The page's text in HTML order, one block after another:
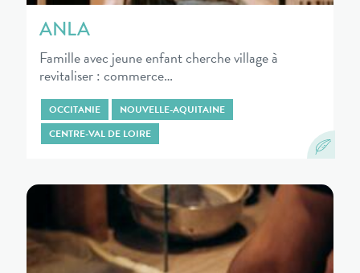
ANLA
Famille avec jeune enfant cherche village à
revitaliser : commerce…
OCCITANIE
NOUVELLE-AQUITAINE
CENTRE-VAL DE LOIRE